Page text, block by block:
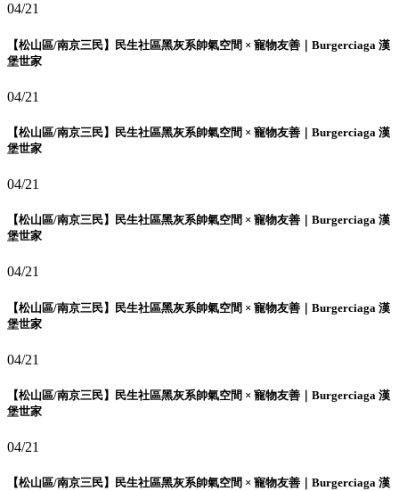
04/21
【松山區/南京三民】民生社區黑灰系帥氣空間 × 寵物友善｜Burgerciaga 漢
堡世家
04/21
【松山區/南京三民】民生社區黑灰系帥氣空間 × 寵物友善｜Burgerciaga 漢
堡世家
04/21
【松山區/南京三民】民生社區黑灰系帥氣空間 × 寵物友善｜Burgerciaga 漢
堡世家
04/21
【松山區/南京三民】民生社區黑灰系帥氣空間 × 寵物友善｜Burgerciaga 漢
堡世家
04/21
【松山區/南京三民】民生社區黑灰系帥氣空間 × 寵物友善｜Burgerciaga 漢
堡世家
04/21
【松山區/南京三民】民生社區黑灰系帥氣空間 × 寵物友善｜Burgerciaga 漢